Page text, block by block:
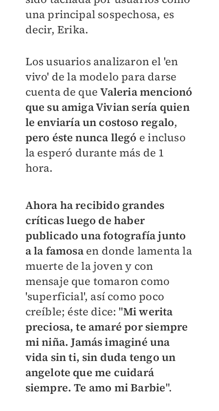
una principal sospechosa, es
decir, Erika.
Los usuarios analizaron el 'en
vivo' de la modelo para darse
cuenta de queValeria mencionó
que su amiga Vivian sería quien
le enviaría un costoso regalo,
pero éste nunca llegó e incluso
la esperó durante más de 1
hora.
Ahora ha recibido grandes
críticas luego de haber
publicado una fotografía junto
a la famosaen donde lamenta la
muerte de la joven y con
mensaje que tomaron como
'superficial', así como poco
creíble; éste dice: "Mi werita
preciosa, te amaré por siempre
mi niña. Jamás imaginé una
vida sin ti, sin duda tengo un
angelote que me cuidará
siempre. Te amo mi Barbie".